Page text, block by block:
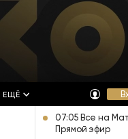
ЕЩЁ
07:05 Все на
Прямой эфир